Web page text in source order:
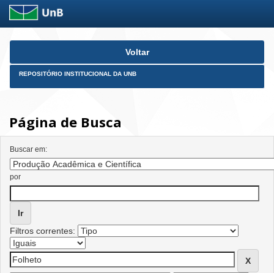
Skip
Voltar
REPOSITÓRIO INSTITUCIONAL DA UNB
Página de Busca
Buscar em:
por
Filtros correntes: